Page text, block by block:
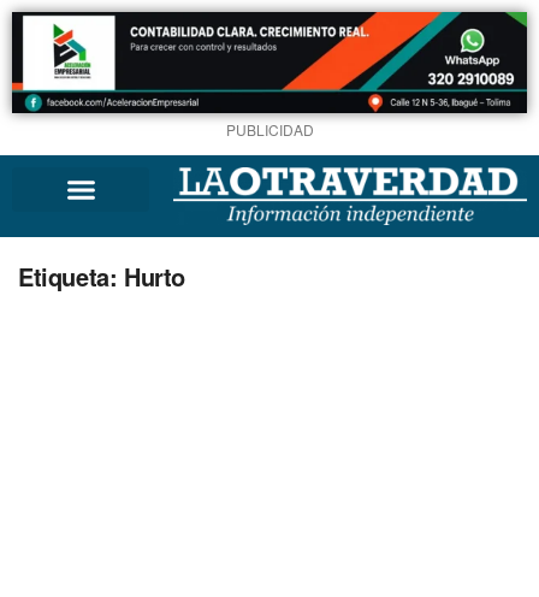
PUBLICIDAD
Etiqueta: Hurto